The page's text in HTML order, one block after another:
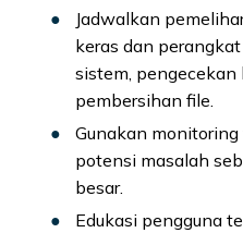
Jadwalkan
keras dan
sistem, pengecekan
pembersihan file.
Gunakan
potensi masalah
besar.
Edukasi pengguna